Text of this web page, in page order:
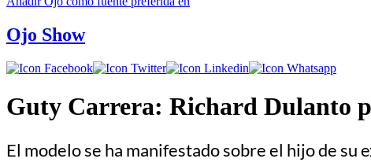
Ojo Show
​Guty Carrera: Richard Dulanto
El modelo se ha manifestado sobre el hijo de su